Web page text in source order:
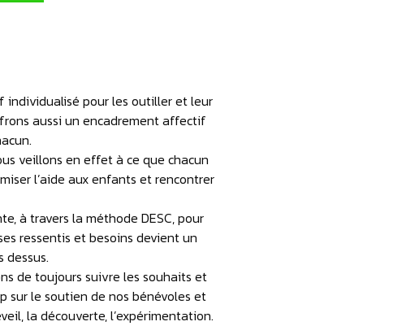
individualisé pour les outiller et leur
aussi un encadrement affectif
veillons en effet à ce que chacun
l’aide aux enfants et rencontrer
à travers la méthode DESC, pour
ressentis et besoins devient un
dessus.
de toujours suivre les souhaits et
sur le soutien de nos bénévoles et
la découverte, l’expérimentation.